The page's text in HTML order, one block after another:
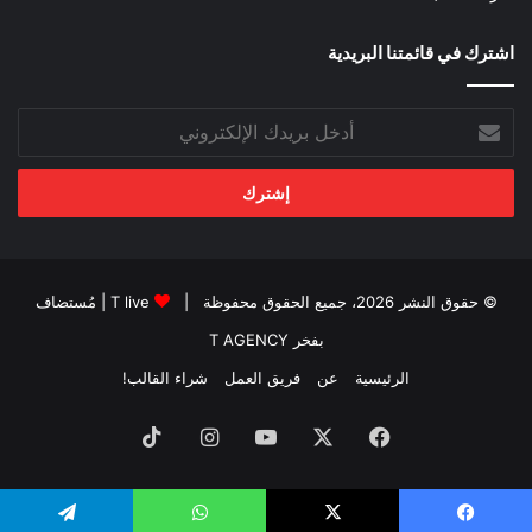
اشترك في قائمتنا البريدية
بريدك
الإلكتروني
© حقوق النشر 2026، جميع الحقوق محفوظة | T live | مُستضاف
بفخر T AGENCY
الرئيسية
عن فريق العمل شراء القالب!
فيسبوك ‫YouTubeانستقرام